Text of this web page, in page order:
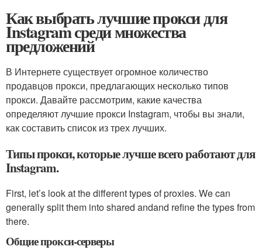
Как выбрать лучшие прокси для
Instagram среди множества
предложений
В Интернете существует огромное количество
продавцов прокси, предлагающих несколько типов
прокси. Давайте рассмотрим, какие качества
определяют лучшие прокси Instagram, чтобы вы знали,
как составить список из трех лучших.
Типы прокси, которые лучше всего работают для
Instagram.
First, let’s look at the different types of proxies. We can
generally split them into shared andand refine the types from
there.
Общие прокси-серверы